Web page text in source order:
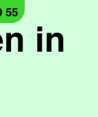
in
55